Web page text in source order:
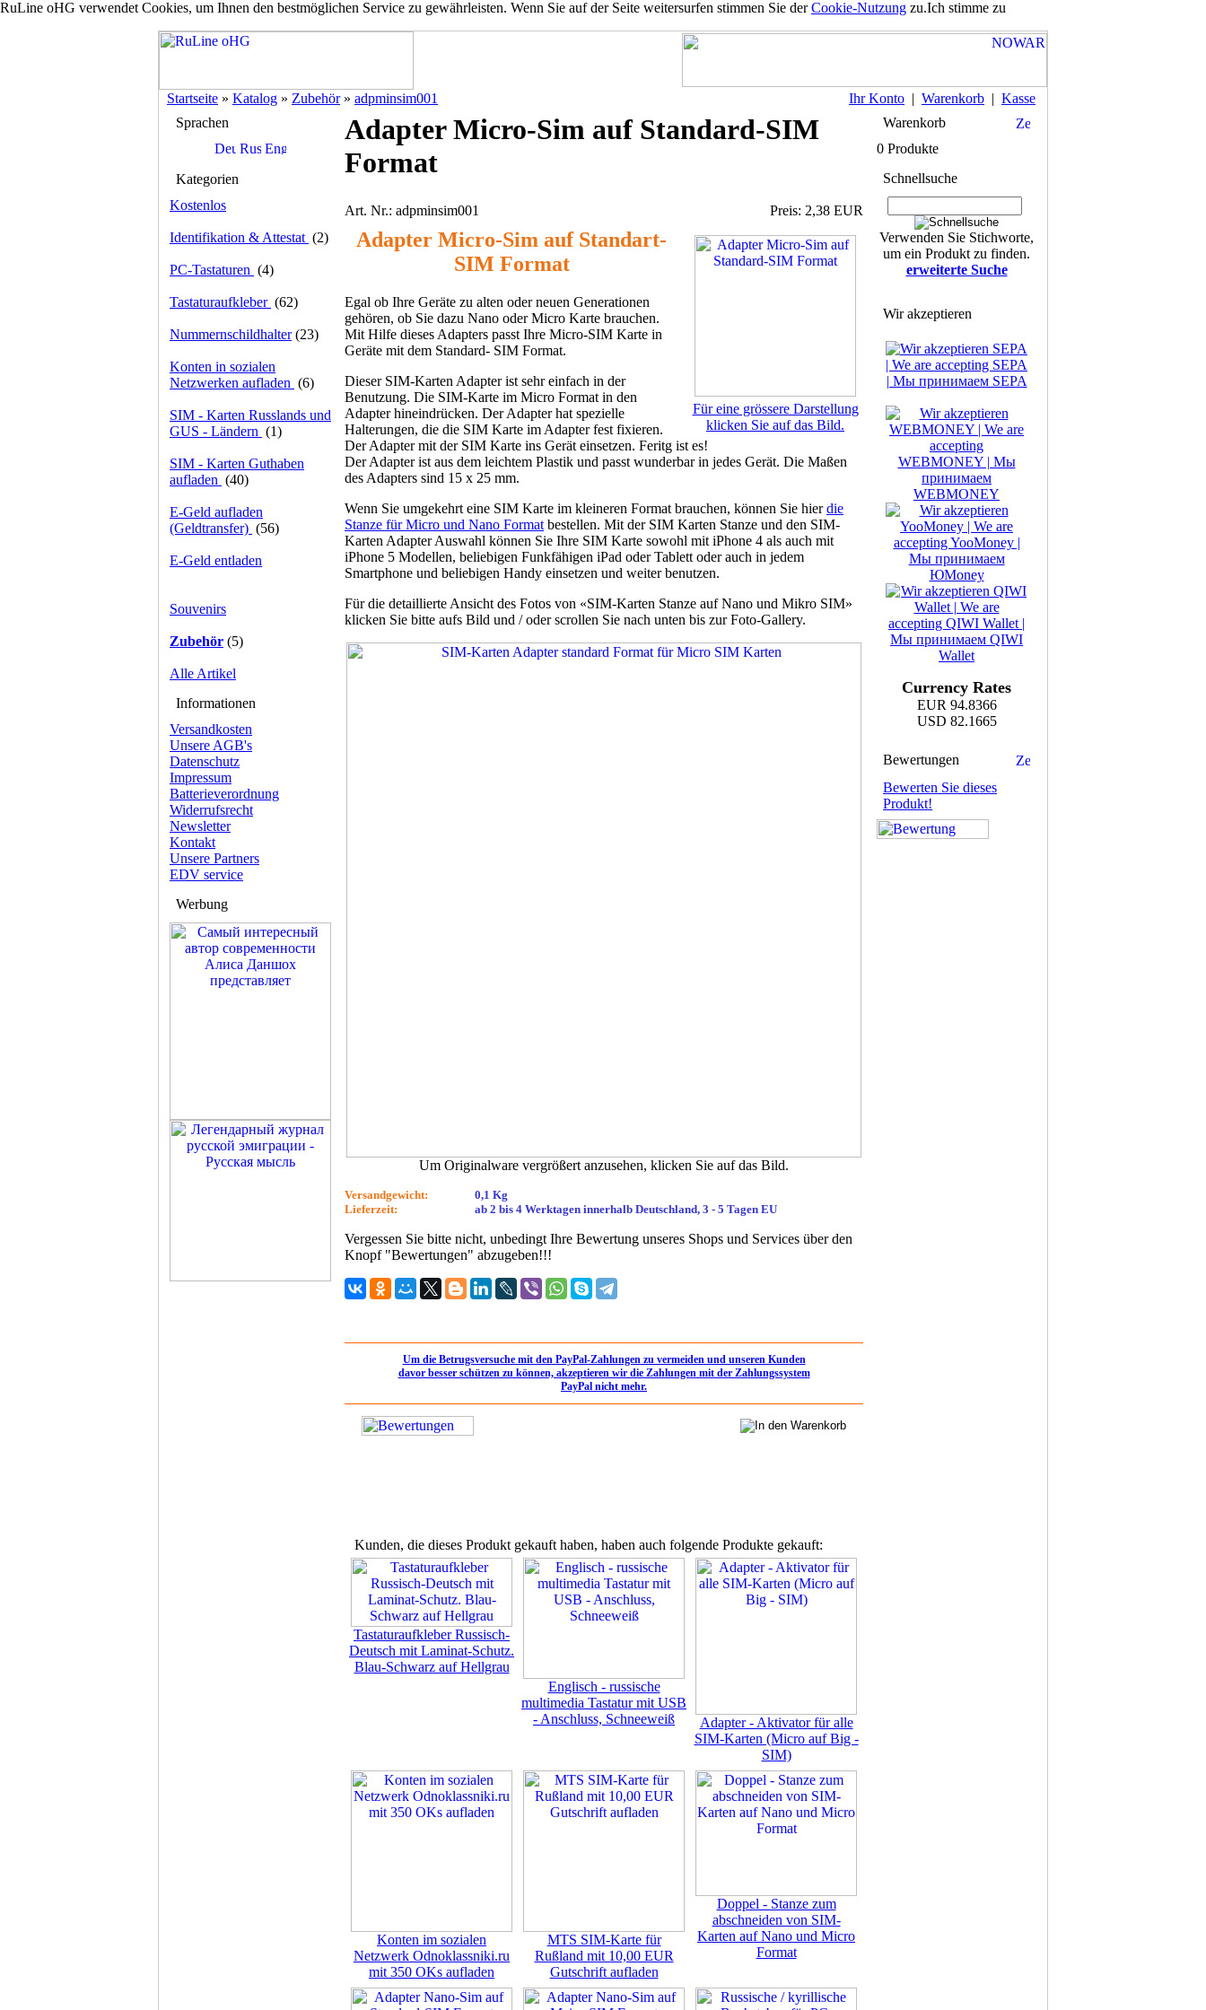
RuLine oHG verwendet Cookies, um Ihnen den bestmöglichen Service zu gewährleisten. Wenn Sie auf der Seite weitersurfen stimmen Sie derCookie-Nutzung zu.Ich stimme zu
Startseite » Katalog » Zubehör» adpminsim001 Ihr Konto | Warenkorb | Kasse
Sprachen
Kategorien
Kostenlos
Identifikation & Attestat (2)
PC-Tastaturen (4)
Tastaturaufkleber (62)
Nummernschildhalter(23)
Konten in sozialen
Netzwerken aufladen (6)
SIM - Karten Russlands und
GUS - Ländern (1)
SIM - Karten Guthaben
aufladen (40)
E-Geld aufladen
(Geldtransfer) (56)
E-Geld entladen
Souvenirs
Zubehör (5)
Alle Artikel
Informationen
Versandkosten
Unsere AGB's
Datenschutz
Impressum
Batterieverordnung
Widerrufsrecht
Newsletter
Kontakt
Unsere Partners
EDV service
Werbung
Adapter Micro-Sim auf Standard-SIM
Format
Art. Nr.: adpminsim001 Preis: 2,38 EUR
Für eine grössere Darstellung
klicken Sie auf das Bild.
Adapter Micro-Sim auf Standart-
SIM Format
Egal ob Ihre Geräte zu alten oder neuen Generationen
gehören, ob Sie dazu Nano oder Micro Karte brauchen.
Mit Hilfe dieses Adapters passt Ihre Micro-SIM Karte in
Geräte mit dem Standard- SIM Format.
Dieser SIM-Karten Adapter ist sehr einfach in der
Benutzung. Die SIM-Karte im Micro Format in den
Adapter hineindrücken. Der Adapter hat spezielle
Halterungen, die die SIM Karte im Adapter fest fixieren.
Der Adapter mit der SIM Karte ins Gerät einsetzen. Feritg ist es!
Der Adapter ist aus dem leichtem Plastik und passt wunderbar in jedes Gerät. Die Maßen
des Adapters sind 15 x 25 mm.
Wenn Sie umgekehrt eine SIM Karte im kleineren Format brauchen, können Sie hierdie
Stanze für Micro und Nano Format bestellen. Mit der SIM Karten Stanze und den SIM-
Karten Adapter Auswahl können Sie Ihre SIM Karte sowohl mit iPhone 4 als auch mit
iPhone 5 Modellen, beliebigen Funkfähigen iPad oder Tablett oder auch in jedem
Smartphone und beliebigen Handy einsetzen und weiter benutzen.
Für die detaillierte Ansicht des Fotos von «SIM-Karten Stanze auf Nano und Mikro SIM»
klicken Sie bitte aufs Bild und / oder scrollen Sie nach unten bis zur Foto-Gallery.
Um Originalware vergrößert anzusehen, klicken Sie auf das Bild.
Versandgewicht:
0,1 Kg
Lieferzeit:
ab 2 bis 4 Werktagen innerhalb Deutschland, 3 - 5 Tagen EU
Vergessen Sie bitte nicht, unbedingt Ihre Bewertung unseres Shops und Services über den
Knopf "Bewertungen" abzugeben!!!
Um die Betrugsversuche mit den PayPal-Zahlungen zu vermeiden und unseren Kunden
davor besser schützen zu können, akzeptieren wir die Zahlungen mit der Zahlungssystem
PayPal nicht mehr.
Kunden, die dieses Produkt gekauft haben, haben auch folgende Produkte gekauft:
Tastaturaufkleber Russisch-
Deutsch mit Laminat-Schutz.
Blau-Schwarz auf Hellgrau
Englisch - russische
multimedia Tastatur mit USB
- Anschluss, Schneeweiß
Adapter - Aktivator für alle
SIM-Karten (Micro auf Big -
SIM)
Konten im sozialen
Netzwerk Odnoklassniki.ru
mit 350 OKs aufladen
MTS SIM-Karte für
Rußland mit 10,00 EUR
Gutschrift aufladen
Doppel - Stanze zum
abschneiden von SIM-
Karten auf Nano und Micro
Format
Warenkorb
0 Produkte
Schnellsuche
Verwenden Sie Stichworte,
um ein Produkt zu finden.
erweiterte Suche
Wir akzeptieren
Currency Rates
EUR 94.8366
USD 82.1665
Bewertungen
Bewerten Sie dieses
Produkt!